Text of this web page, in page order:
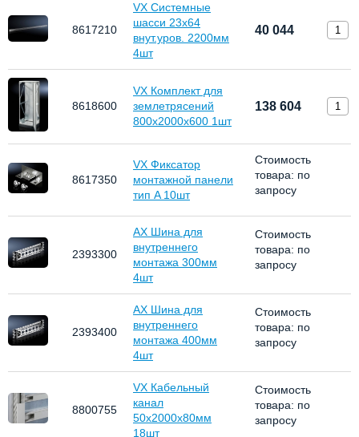
8617210
VX Системные
шасси 23х64
внут.уров. 2200мм
4шт
40 044
8618600
VX Комплект для
землетрясений
800х2000х600 1шт
138 604
8617350
VX Фиксатор
монтажной панели
тип A 10шт
Стоимость
товара: по
запросу
2393300
AX Шина для
внутреннего
монтажа 300мм
4шт
Стоимость
товара: по
запросу
2393400
AX Шина для
внутреннего
монтажа 400мм
4шт
Стоимость
товара: по
запросу
8800755
VX Кабельный
канал
50x2000x80мм
18шт
Стоимость
товара: по
запросу